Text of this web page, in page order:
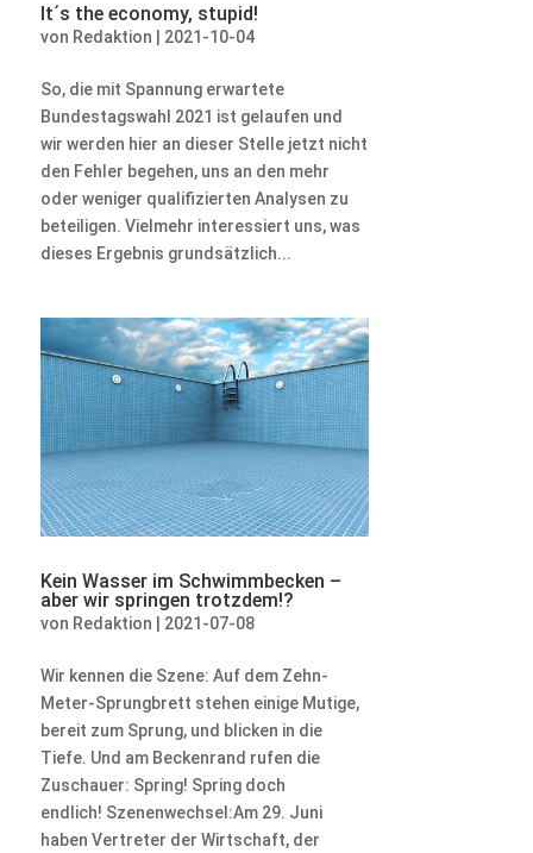
It´s the economy, stupid!
von Redaktion 2021-10-04
So, die mit Spannung erwartete
Bundestagswahl 2021 ist gelaufen und
wir werden hier an dieser Stelle jetzt nicht
den Fehler begehen, uns an den mehr
oder weniger qualifizierten Analysen zu
beteiligen. Vielmehr interessiert uns, was
dieses Ergebnis grundsätzlich...
Kein Wasser im Schwimmbecken –
aber wir springen trotzdem!?
von Redaktion 2021-07-08
Wir kennen die Szene: Auf dem Zehn-
Meter-Sprungbrett stehen einige Mutige,
bereit zum Sprung, und blicken in die
Tiefe. Und am Beckenrand rufen die
Zuschauer: Spring! Spring doch
endlich! Szenenwechsel:Am 29. Juni
haben Vertreter der Wirtschaft, der